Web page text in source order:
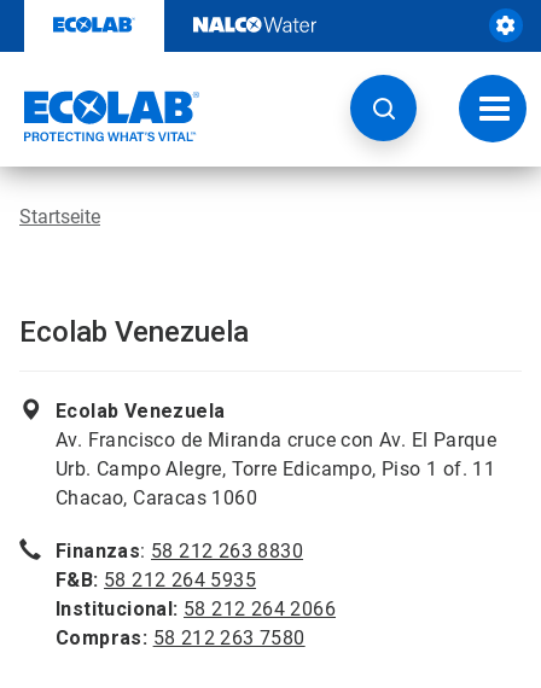
Inhalt
Startseite
Ecolab Venezuela
Ecolab Venezuela
Av. Francisco de Miranda cruce con Av. El Parque
Urb. Campo Alegre, Torre Edicampo, Piso 1 of. 11
Chacao, Caracas 1060
Finanzas: 58 212 263 8830
F&B: 58 212 264 5935
Institucional: 58 212 264 2066
Compras: 58 212 263 7580